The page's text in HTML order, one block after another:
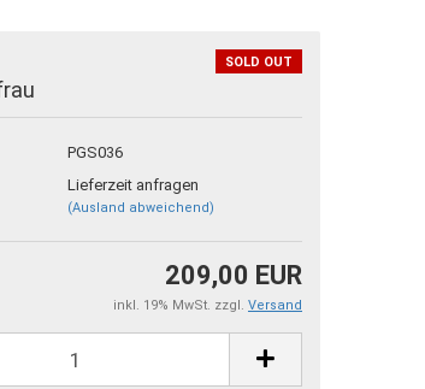
SOLD OUT
PGS036
Lieferzeit anfragen
(Ausland abweichend)
209,00 EUR
inkl. 19% MwSt. zzgl. Versand